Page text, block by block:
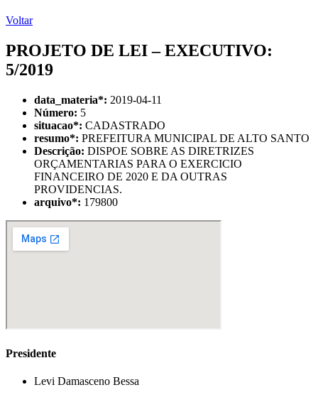
Voltar
PROJETO DE LEI – EXECUTIVO:
5/2019
data_materia*: 2019-04-11
Número: 5
situacao*: CADASTRADO
resumo*: PREFEITURA MUNICIPAL DE ALTO SANTO
Descrição: DISPOE SOBRE AS DIRETRIZES
ORÇAMENTARIAS PARA O EXERCICIO
FINANCEIRO DE 2020 E DA OUTRAS
PROVIDENCIAS.
arquivo*: 179800
Presidente
Levi Damasceno Bessa